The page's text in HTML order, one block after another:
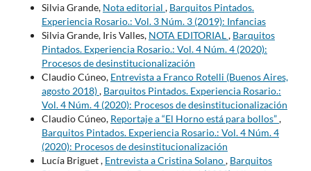
Silvia Grande, Nota editorial , Barquitos Pintados.
Experiencia Rosario.: Vol. 3 Núm. 3 (2019): Infancias
Silvia Grande, Iris Valles, NOTA EDITORIAL, Barquitos
Pintados. Experiencia Rosario.: Vol. 4 Núm. 4 (2020):
Procesos de desinstitucionalización
Claudio Cúneo, Entrevista a Franco Rotelli (Buenos Aires,
agosto 2018), Barquitos Pintados. Experiencia Rosario.:
Vol. 4 Núm. 4 (2020): Procesos de desinstitucionalización
Claudio Cúneo, Reportaje a “El Horno está para bollos”,
Barquitos Pintados. Experiencia Rosario.: Vol. 4 Núm. 4
(2020): Procesos de desinstitucionalización
Lucía Briguet , Entrevista a Cristina Solano, Barquitos